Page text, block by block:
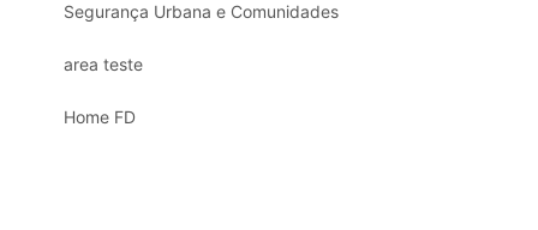
Segurança Urbana e Comunidades
area teste
Home FD